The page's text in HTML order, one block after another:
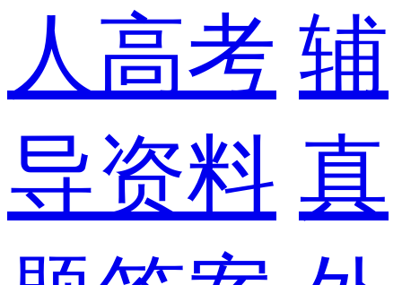
人高考 辅
导资料 真